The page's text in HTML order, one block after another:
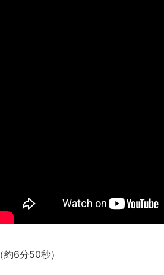
【中国】パトカーの前で好演技
「ム、ムリです・・・」メガネ
（約6分50秒）